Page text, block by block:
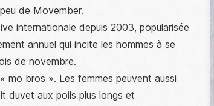
de Movember.
internationale depuis 2003, popularisée
annuel qui incite les hommes à se
de novembre.
mo bros ». Les femmes peuvent aussi
duvet aux poils plus longs et